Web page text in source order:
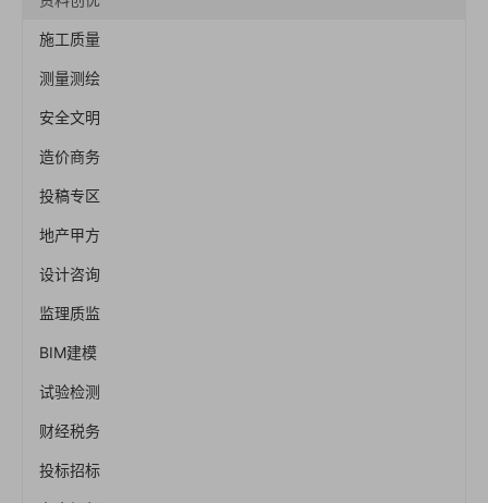
施工质量
测量测绘
安全文明
造价商务
投稿专区
地产甲方
设计咨询
监理质监
BIM建模
试验检测
财经税务
投标招标